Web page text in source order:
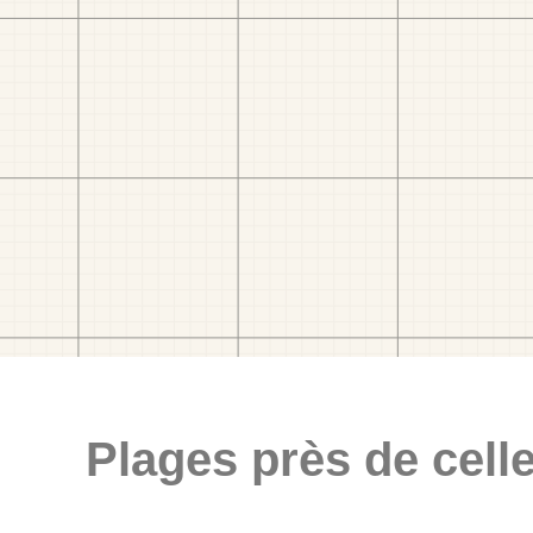
Plages près de